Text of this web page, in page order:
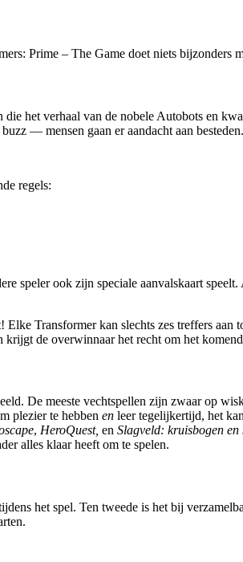
Prime – The Game doet niets bijzonders
het verhaal van de nobele Autobots en
— mensen gaan er aandacht aan besteden.
regels:
speler ook zijn speciale aanvalskaart
Transformer kan slechts zes treffers aan
de overwinnaar het recht om het
De meeste vechtspellen zijn zwaar op
plezier te hebben en leer tegelijkertijd, het
, HeroQuest, en Slagveld: kruisbogen en
alles klaar heeft om te spelen.
het spel. Ten tweede is het bij